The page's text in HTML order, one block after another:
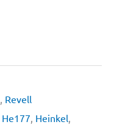
, Revell
He177, Heinkel,